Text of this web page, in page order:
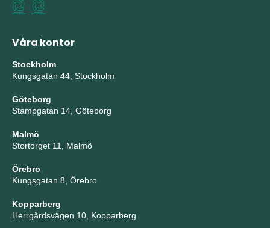
Våra kontor
Stockholm
Kungsgatan 44, Stockholm
Göteborg
Stampgatan 14, Göteborg
Malmö
Stortorget 11, Malmö
Örebro
Kungsgatan 8, Örebro
Kopparberg
Herrgårdsvägen 10, Kopparberg